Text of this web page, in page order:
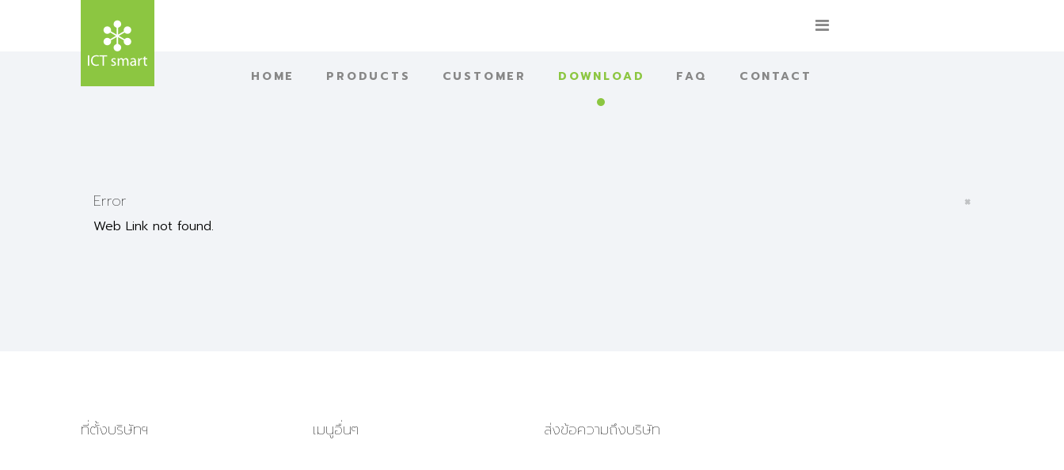
HOME PRODUCTS CUSTOMER DOWNLOAD FAQ CONTACT
×
Error
Web Link not found.
ที่ตั้งบริษัทฯ เมนูอื่นๆ ส่งข้อความถึงบริษัท